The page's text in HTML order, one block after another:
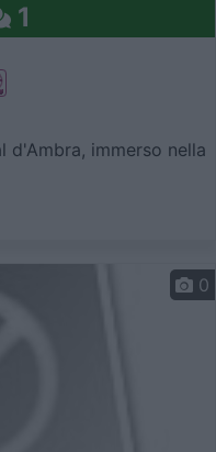
1
d'Ambra, immerso nella
0